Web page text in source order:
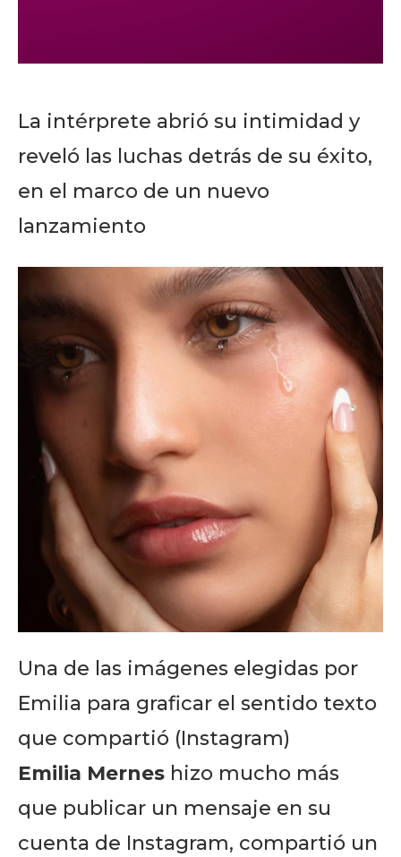
La intérprete abrió su intimidad y
reveló las luchas detrás de su éxito,
en el marco de un nuevo
lanzamiento
Una de las imágenes elegidas por
Emilia para graficar el sentido texto
que compartió (Instagram)
Emilia Mernes hizo mucho más
que publicar un mensaje en su
cuenta de Instagram, compartió un